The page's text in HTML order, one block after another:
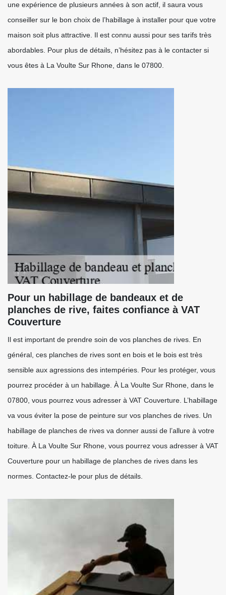
une expérience de plusieurs années à son actif, il saura vous
conseiller sur le bon choix de l’habillage à installer pour que votre
maison soit plus attractive. Il est connu aussi pour ses tarifs très
abordables. Pour plus de détails, n’hésitez pas à le contacter si
vous êtes à La Voulte Sur Rhone, dans le 07800.
Pour un habillage de bandeaux et de
planches de rive, faites confiance à VAT
Couverture
Il est important de prendre soin de vos planches de rives. En
général, ces planches de rives sont en bois et le bois est très
sensible aux agressions des intempéries. Pour les protéger, vous
pourrez procéder à un habillage. À La Voulte Sur Rhone, dans le
07800, vous pourrez vous adresser à VAT Couverture. L’habillage
va vous éviter la pose de peinture sur vos planches de rives. Un
habillage de planches de rives va donner aussi de l’allure à votre
toiture. À La Voulte Sur Rhone, vous pourrez vous adresser à VAT
Couverture pour un habillage de planches de rives dans les
normes. Contactez-le pour plus de détails.